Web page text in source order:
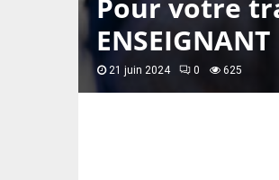
Pour votre
21 juin 2024 0 625